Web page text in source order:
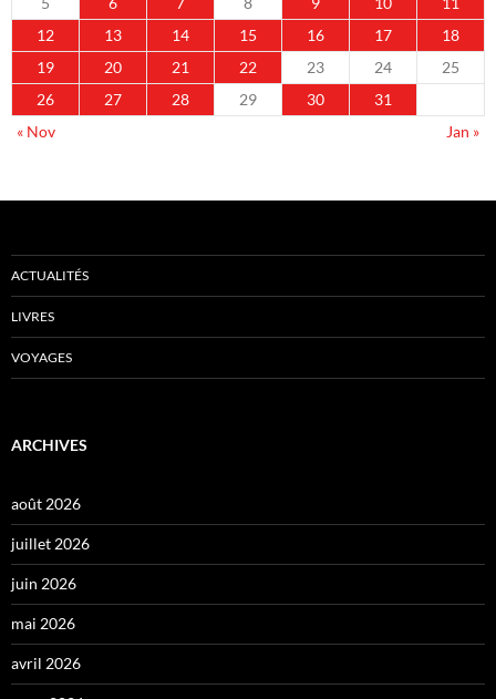
12
13 14 15 16 17
18
19
20 21 22 23 24
25
26
27 28 29 30
31
« Nov
Jan »
ACTUALITÉS
LIVRES
VOYAGES
ARCHIVES
août 2026
juillet 2026
juin 2026
mai 2026
avril 2026